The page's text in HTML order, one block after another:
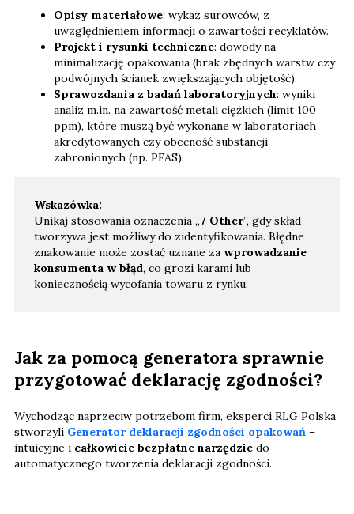
Opisy materiałowe: wykaz surowców, z
uwzględnieniem informacji o zawartości recyklatów.
Projekt i rysunki techniczne: dowody na
minimalizację opakowania (brak zbędnych warstw czy
podwójnych ścianek zwiększających objętość).
Sprawozdania z badań laboratoryjnych: wyniki
analiz m.in. na zawartość metali ciężkich (limit 100
ppm), które muszą być wykonane w laboratoriach
akredytowanych czy obecność substancji
zabronionych (np. PFAS).
Wskazówka:
Unikaj stosowania oznaczenia „7 Other”, gdy skład
tworzywa jest możliwy do zidentyfikowania. Błędne
znakowanie może zostać uznane za wprowadzanie
konsumenta w błąd, co grozi karami lub
koniecznością wycofania towaru z rynku.
Jak za pomocą generatora sprawnie
przygotować deklarację zgodności?
Wychodząc naprzeciw potrzebom firm, eksperci RLG Polska
stworzyli Generator deklaracji zgodności opakowań –
intuicyjne i całkowicie bezpłatne narzędzie do
automatycznego tworzenia deklaracji zgodności.